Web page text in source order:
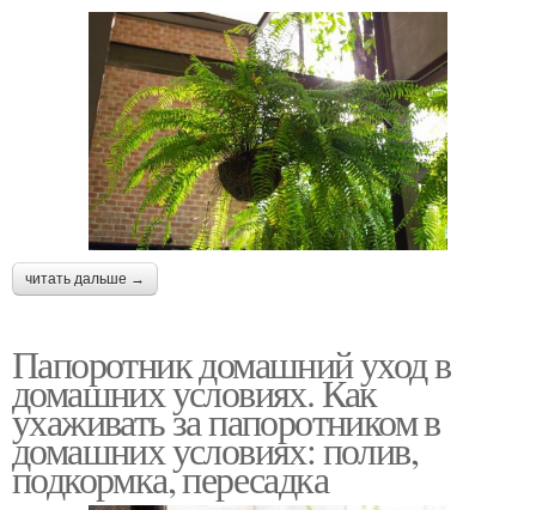
читать дальше →
Папоротник домашний уход в
домашних условиях. Как
ухаживать за папоротником в
домашних условиях: полив,
подкормка, пересадка